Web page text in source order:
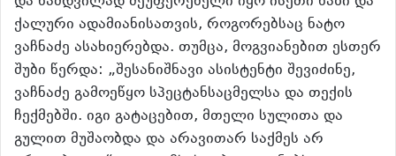
ქალური ადამიანისათვის, როგორებსაც ნატო
ვაჩნაძე ასახიერებდა. თუმცა, მოგვიანებით ესთერ
შუბი წერდა: „შესანიშნავი ასისტენტი შევიძინე,
ვაჩნაძე გამოეწყო სპეცტანსაცმელსა და თექის
ჩექმებში. იგი გატაცებით, მთელი სულითა და
გულით მუშაობდა და არავითარ საქმეს არ